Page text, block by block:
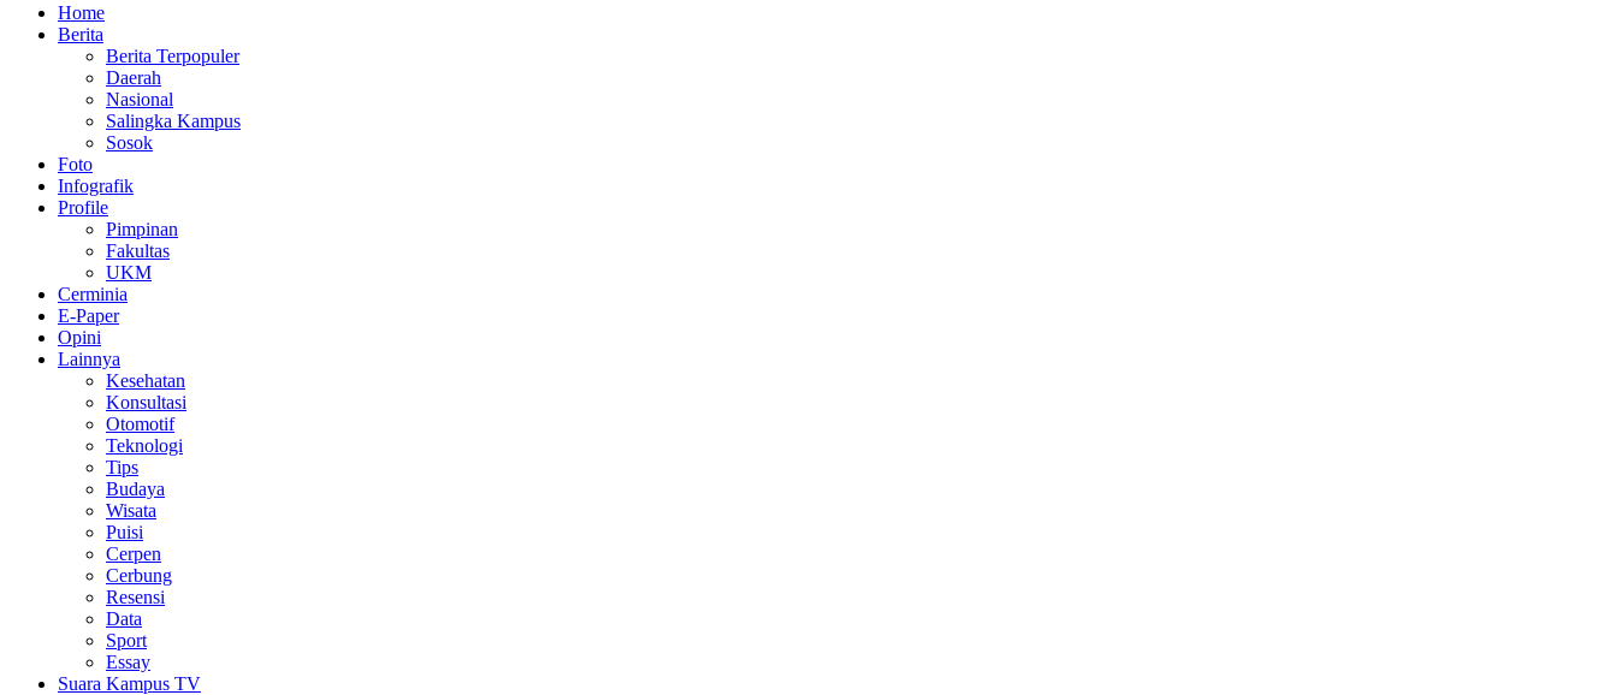
Home
Berita
Berita Terpopuler
Daerah
Nasional
Salingka Kampus
Sosok
Foto
Infografik
Profile
Pimpinan
Fakultas
UKM
Cerminia
E-Paper
Opini
Lainnya
Kesehatan
Konsultasi
Otomotif
Teknologi
Tips
Budaya
Wisata
Puisi
Cerpen
Cerbung
Resensi
Data
Sport
Essay
Suara Kampus TV